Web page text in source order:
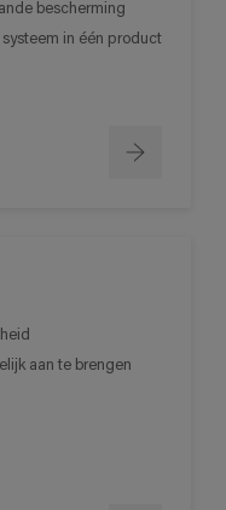
bescherming
systeem in één product
aan te brengen